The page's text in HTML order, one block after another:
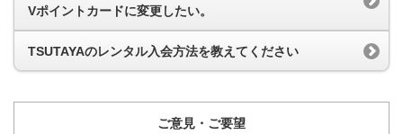
Vポイントカードに変更したい。
TSUTAYAのレンタル入会方法を教えてください
ご意見・ご要望